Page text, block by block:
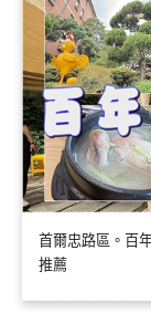
首爾忠路區。百
推薦